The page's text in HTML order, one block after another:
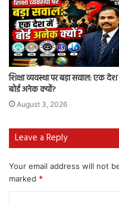
शिक्षा व्यवस्था पर बड़ा सवाल: एक
बोर्ड अनेक क्यों?
August 3, 2026
Leave a Reply
Your email address will not
marked *